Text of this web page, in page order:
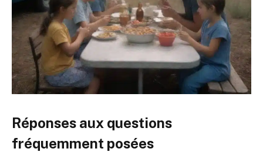
Réponses aux questions
fréquemment posées